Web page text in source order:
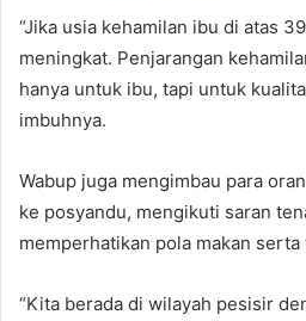
“Jika usia kehamilan ibu di atas
meningkat. Penjarangan
hanya untuk ibu, tapi untuk
imbuhnya.
Wabup juga mengimbau para
ke posyandu, mengikuti saran
memperhatikan pola makan
“Kita berada di wilayah pesisir